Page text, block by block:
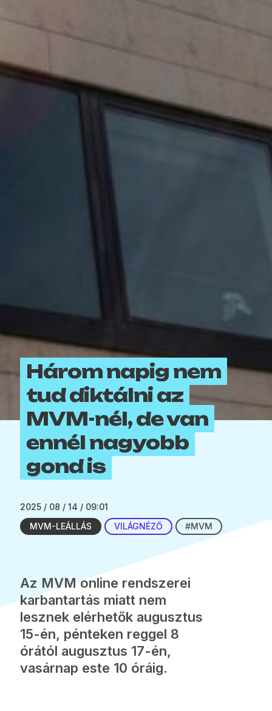
Három napig nem
tud diktálni az
MVM-nél, de van
ennél nagyobb
gond is
2025 / 08 / 14 / 09:01
MVM-LEÁLLÁS
VILÁGNÉZŐ #MVM
Az MVM online rendszerei
karbantartás miatt nem
lesznek elérhetők augusztus
15-én, pénteken reggel 8
órától augusztus 17-én,
vasárnap este 10 óráig.